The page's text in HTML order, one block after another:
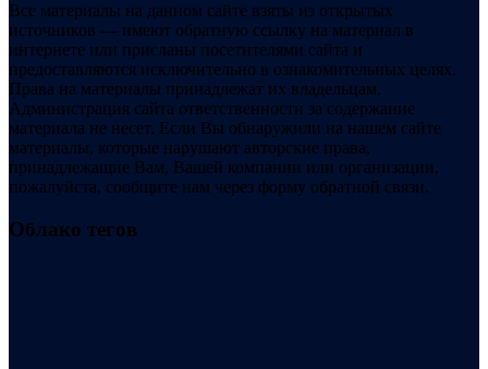
Все материалы на данном сайте взяты из открытых
источников — имеют обратную ссылку на материал в
интернете или присланы посетителями сайта и
предоставляются исключительно в ознакомительных целях.
Права на материалы принадлежат их владельцам.
Администрация сайта ответственности за содержание
материала не несет. Если Вы обнаружили на нашем сайте
материалы, которые нарушают авторские права,
принадлежащие Вам, Вашей компании или организации,
пожалуйста, сообщите нам через форму обратной связи.
Облако тегов